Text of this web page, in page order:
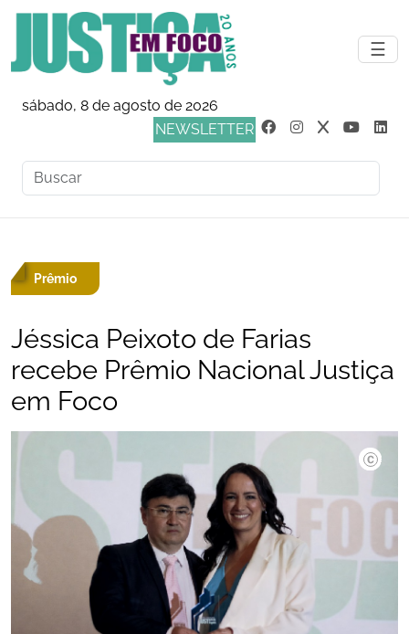
☰
sábado, 8 de agosto de 2026
NEWSLETTER
Prêmio
Jéssica Peixoto de Farias
recebe Prêmio Nacional Justiça
em Foco
José